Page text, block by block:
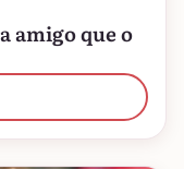
amigo que o